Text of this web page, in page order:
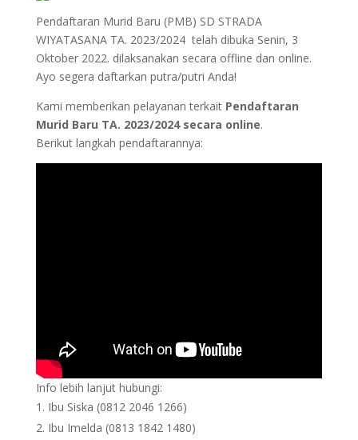
Pendaftaran Murid Baru (PMB) SD STRADA
WIYATASANA TA. 2023/2024 telah dibuka Senin, 3
Oktober 2022. dilaksanakan secara offline dan online.
Ayo segera daftarkan putra/putri Anda!
Kami memberikan pelayanan terkait Pendaftaran
Murid Baru TA. 2023/2024 secara online.
Berikut langkah pendaftarannya:
Info lebih lanjut hubungi:
Ibu Siska (0812 2046 1266)
Ibu Imelda (0813 1842 1480)